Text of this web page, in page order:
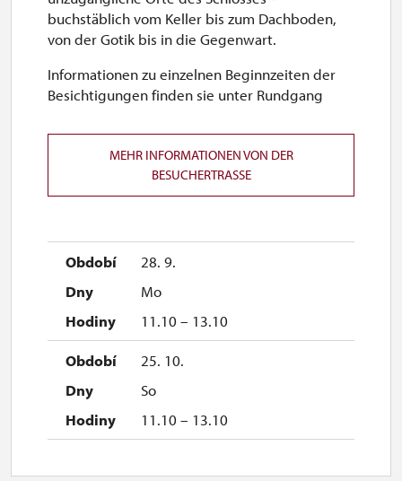
28. 9.
Mo
11.10 – 13.10
25. 10.
So
11.10 – 13.10
buchstäblich vom Keller bis zum Dachboden,
von der Gotik bis in die Gegenwart.
Informationen zu einzelnen Beginnzeiten der
Besichtigungen finden sie unter Rundgang
MEHR INFORMATIONEN VON DER
BESUCHERTRASSE